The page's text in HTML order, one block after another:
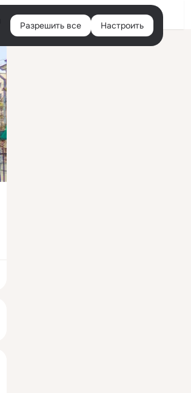
Войти
Разрешить все Настроить